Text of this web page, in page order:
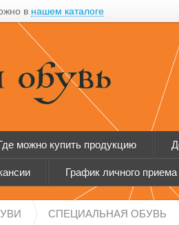
в нашем каталоге
можно купить продукцию
График личного приема
СПЕЦИАЛЬНАЯ ОБУВЬ